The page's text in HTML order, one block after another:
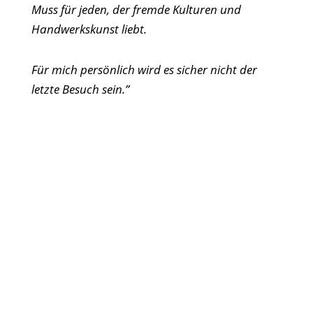
Muss für jeden, der fremde Kulturen und
Handwerkskunst liebt.
Für mich persönlich wird es sicher nicht der
letzte Besuch sein.”